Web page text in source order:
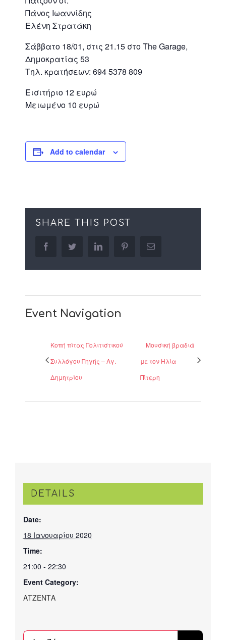
Πάνος Ιωαννίδης
Ελένη Στρατάκη
Σάββατο 18/01, στις 21.15 στο The Garage,
Δημοκρατίας 53
Τηλ. κρατήσεων: 694 5378 809
Εισιτήριο 12 ευρώ
Μειωμένο 10 ευρώ
Add to calendar
SHARE THIS POST
facebooktwitter linkedin pinterestEmail
Event Navigation
Κοπή πίτας Πολιτιστικού
Συλλόγου Πηγής – Αγ.
Δημητρίου
Μουσική βραδιά
με τον Ηλία
Πίτερη
DETAILS
Date:
18 Ιανουαρίου 2020
Time:
21:00 - 22:30
Event Category:
ΑΤΖΕΝΤΑ
Αναζήτηση